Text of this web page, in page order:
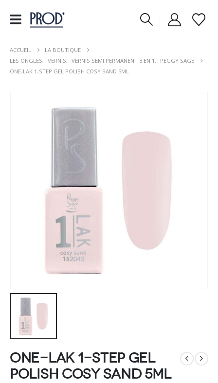
ACCUEIL
LA BOUTIQUE
LES ONGLES, VERNIS, VERNIS SEMI PERMANENT 3 EN 1,
PEGGY SAGE
ONE-LAK 1-STEP GEL POLISH COSY SAND 5ML
One-LAK 1-step gel
polish cosy sand 5ml